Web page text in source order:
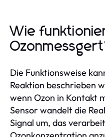
Wie
Die Funktionsweise
Reaktion beschrieben
wenn Ozon in Kontakt
Sensor wandelt die
Signal um, das